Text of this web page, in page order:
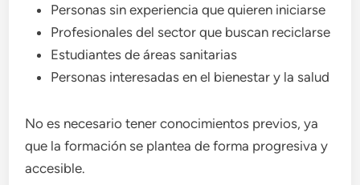
Personas sin experiencia que quieren iniciarse
Profesionales del sector que buscan reciclarse
Estudiantes de áreas sanitarias
Personas interesadas en el bienestar y la salud
No es necesario tener conocimientos previos, ya
que la formación se plantea de forma progresiva y
accesible.